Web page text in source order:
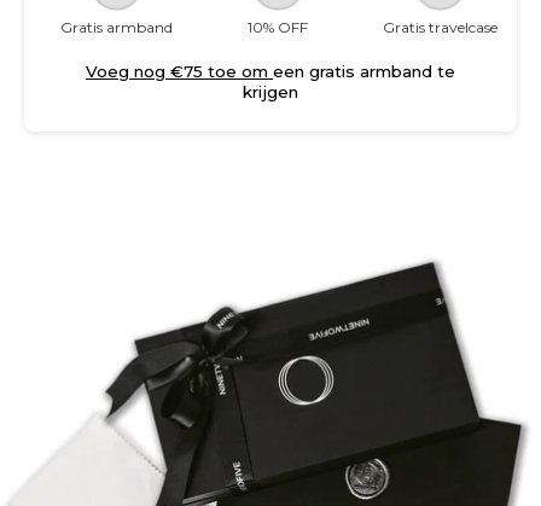
Gratis armband 10% OFF Gratis travelcase
Voeg nog €75 toe om een gratis armband te
krijgen